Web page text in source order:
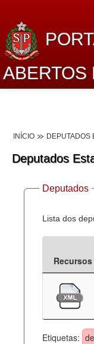
ABERTOS
Lei de Acesso à
Dados
Planejamento
Catálogo de dados
Processo
Deputados
Administração
Legislação
INÍCIO DEPUTADOS
Deputados
Deputados
Lista dos
Recursos
Etiquetas: